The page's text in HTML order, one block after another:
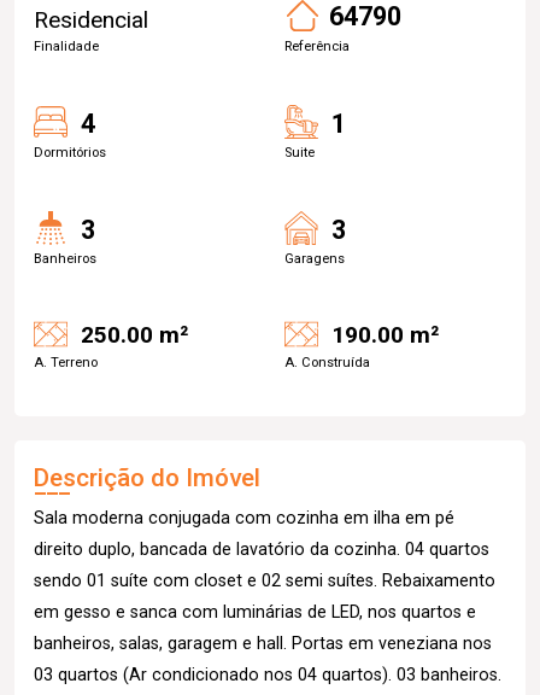
Residencial
Finalidade
64790
Referência
4
Dormitórios
1
Suite
3
Banheiros
3
Garagens
250.00 m²
A. Terreno
190.00 m²
A. Construída
Descrição do Imóvel
Sala moderna conjugada com cozinha em ilha em pé
direito duplo, bancada de lavatório da cozinha. 04 quartos
sendo 01 suíte com closet e 02 semi suítes. Rebaixamento
em gesso e sanca com luminárias de LED, nos quartos e
banheiros, salas, garagem e hall. Portas em veneziana nos
03 quartos (Ar condicionado nos 04 quartos). 03 banheiros.